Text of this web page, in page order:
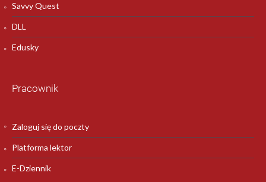
Savvy Quest
DLL
Edusky
Pracownik
Zaloguj się do poczty
Platforma lektor
E-Dziennik